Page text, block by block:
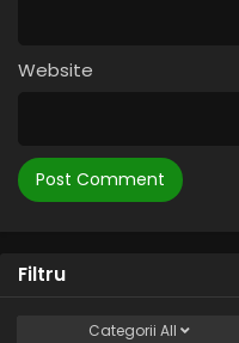
Website
Filtru
Categorii All